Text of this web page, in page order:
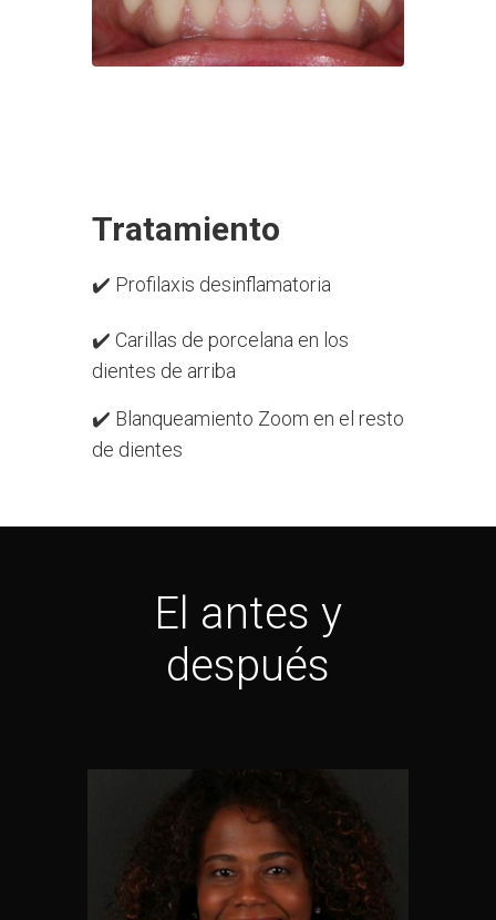
Tratamiento
✔️ Profilaxis desinflamatoria
✔️ Carillas de porcelana en los
dientes de arriba
✔️ Blanqueamiento Zoom en el resto
de dientes
El antes y
después